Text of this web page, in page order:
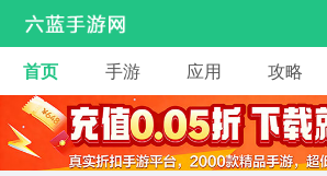
安卓手游
热门手游 角色扮演
首页 手游 应用 攻略